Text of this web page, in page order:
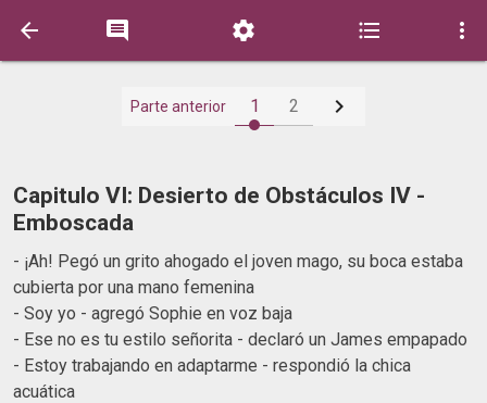
    
Parte anterior 1 2 
Capitulo VI: Desierto de Obstáculos IV -
Emboscada
- ¡Ah! Pegó un grito ahogado el joven mago, su boca estaba
cubierta por una mano femenina
- Soy yo - agregó Sophie en voz baja
- Ese no es tu estilo señorita - declaró un James empapado
- Estoy trabajando en adaptarme - respondió la chica
acuática